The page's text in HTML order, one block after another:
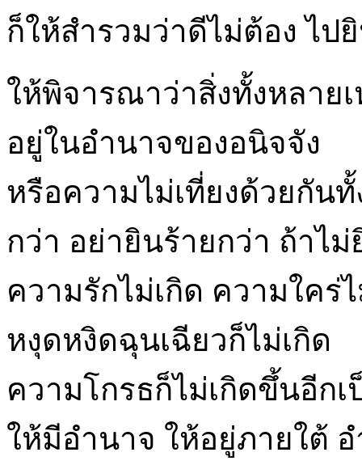
ก็ให้สำรวมว่าดีไม่ต้อง ไป
ให้พิจารณาว่าสิ่งทั้งหลาย
อยู่ในอำนาจของอนิจจัง
หรือความไม่เที่ยงด้วยกัน
กว่า อย่ายินร้ายกว่า ถ้าไ
ความรักไม่เกิด ความใคร่
หงุดหงิดฉุนเฉียวก็ไม่เกิด
ความโกรธก็ไม่เกิดขึ้นอีก
ให้มีอำนาจ ให้อยู่ภายใต้